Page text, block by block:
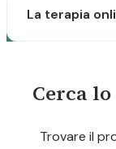
La terapia
Cerca
Trovare il